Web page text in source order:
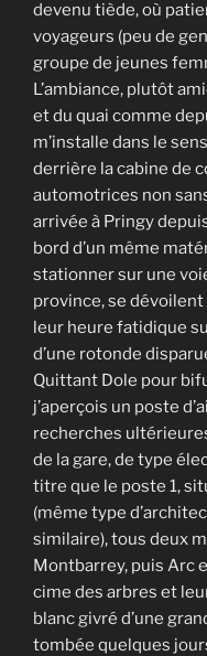
devenu tiède, où
voyageurs (peu de
groupe de jeunes
L’ambiance, plutôt
et du quai comme
m’installe dans le
derrière la cabine de
automotrices non
arrivée à Pringy
bord d’un même
stationner sur une
province, se
leur heure fatidique
d’une rotonde
Quittant Dole pour
j’aperçois un poste
recherches
de la gare, de type
titre que le poste 1,
(même type
similaire), tous deux
Montbarrey, puis Arc
cime des arbres et
blanc givré d’une
tombée quelques